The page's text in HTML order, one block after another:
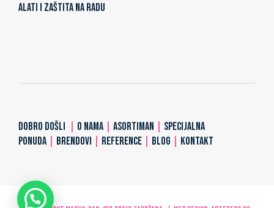
ALATI I ZAŠTITA NA RADU
DOBRO DOŠLI O NAMA ASORTIMAN
SPECIJALNA
PONUDA
BRENDOVI REFERENCE BLOG KONTAKT